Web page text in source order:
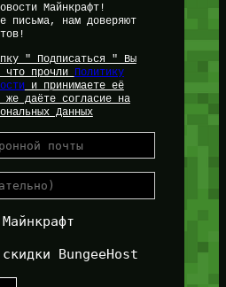
Майнкрафт!
письма, нам доверяют
" Подписаться " Вы
что прочли
Политику
и принимаете её
даёте согласие на
Данных
BungeeHost